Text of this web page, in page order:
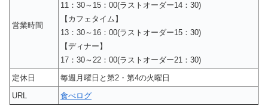
営業時間
11：30～15：00(ラストオーダー14：30)
【カフェタイム】
13：30～16：00(ラストオーダー15：30)
【ディナー】
17：30～22：00(ラストオーダー21：30)
定休日
毎週月曜日と第2・第4の火曜日
URL
食べログ